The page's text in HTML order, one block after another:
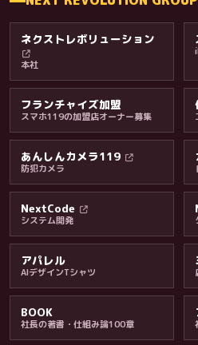
料金・保証・ご案内
ネクストレボリューション
本社
フランチャイズ加盟
スマホ119の加盟店オーナー募集
あんしんカメラ119
防犯カメラ
NextCode
システム開発
アパレル
AIデザインTシャツ
BOOK
社長の著書・仕組み論100章